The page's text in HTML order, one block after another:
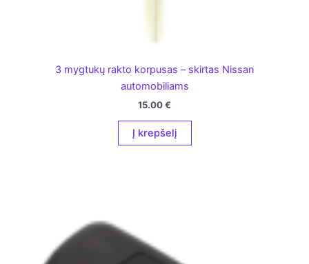
3 mygtukų rakto korpusas – skirtas Nissan
automobiliams
15.00€
Į krepšelį